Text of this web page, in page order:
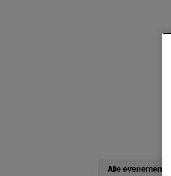
Alle evenementen